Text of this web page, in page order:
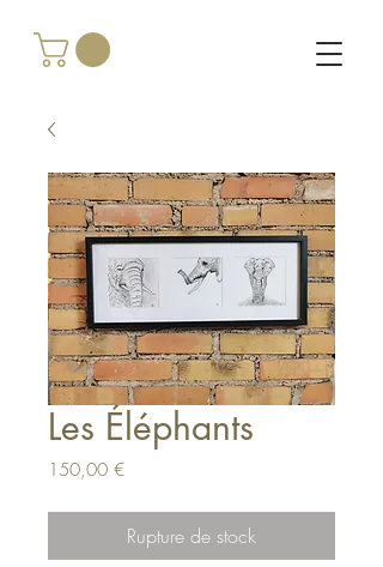
Les Éléphants
150,00 €Prix
Rupture de stock